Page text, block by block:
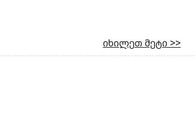
იხილეთ მეტი >>